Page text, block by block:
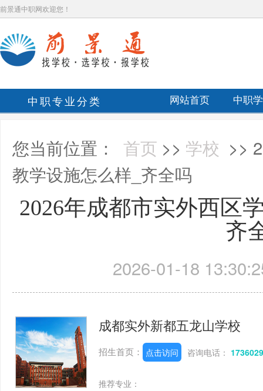
前景通中职网欢迎您！
中职专业分类 网站首页 中职
您当前位置： 首页 >> 学校 >>
教学设施怎么样_齐全吗
2026年成都市实外西区
齐
2026-01-18
成都实外新都五龙山学校
招生首页： 点击访问 咨询电话：
推荐专业：